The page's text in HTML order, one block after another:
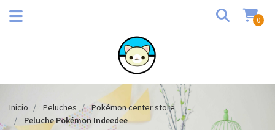
0
Inicio Peluches
Pokémon center store
Peluche Pokémon Indeedee